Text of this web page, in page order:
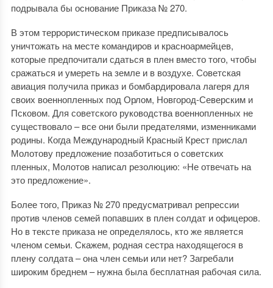
подрывала бы основание Приказа № 270.
В этом террористическом приказе предписывалось
уничтожать на месте командиров и красноармейцев,
которые предпочитали сдаться в плен вместо того, чтобы
сражаться и умереть на земле и в воздухе. Советская
авиация получила приказ и бомбардировала лагеря для
своих военнопленных под Орлом, Новгород-Северским и
Псковом. Для советского руководства военнопленных не
существовало – все они были предателями, изменниками
родины. Когда Международный Красный Крест прислал
Молотову предложение позаботиться о советских
пленных, Молотов написал резолюцию: «Не отвечать на
это предложение».
Более того, Приказ № 270 предусматривал репрессии
против членов семей попавших в плен солдат и офицеров.
Но в тексте приказа не определялось, кто же является
членом семьи. Скажем, родная сестра находящегося в
плену солдата – она член семьи или нет? Загребали
широким бреднем – нужна была бесплатная рабочая сила.